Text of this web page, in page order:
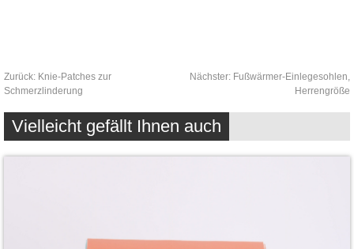
Zurück: Knie-Patches zur
Schmerzlinderung
Nächster: Fußwärmer-Einlegesohlen,
Herrengröße
Vielleicht gefällt Ihnen auch